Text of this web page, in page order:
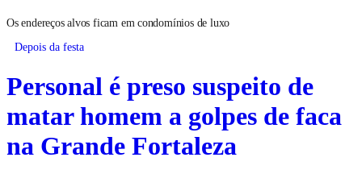
Os endereços alvos ficam em condomínios de luxo
Depois da festa
Personal é preso suspeito de
matar homem a golpes de faca
na Grande Fortaleza